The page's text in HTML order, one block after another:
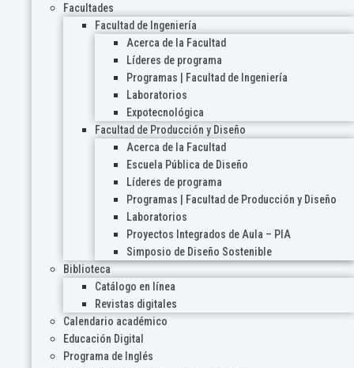
Facultades
Facultad de Ingeniería
Acerca de la Facultad
Líderes de programa
Programas | Facultad de Ingeniería
Laboratorios
Expotecnológica
Facultad de Producción y Diseño
Acerca de la Facultad
Escuela Pública de Diseño
Líderes de programa
Programas | Facultad de Producción y Diseño
Laboratorios
Proyectos Integrados de Aula – PIA
Simposio de Diseño Sostenible
Biblioteca
Catálogo en línea
Revistas digitales
Calendario académico
Educación Digital
Programa de Inglés